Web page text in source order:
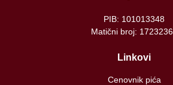
PIB: 101013348
Matični broj:
Linkovi
Cenovnik pića